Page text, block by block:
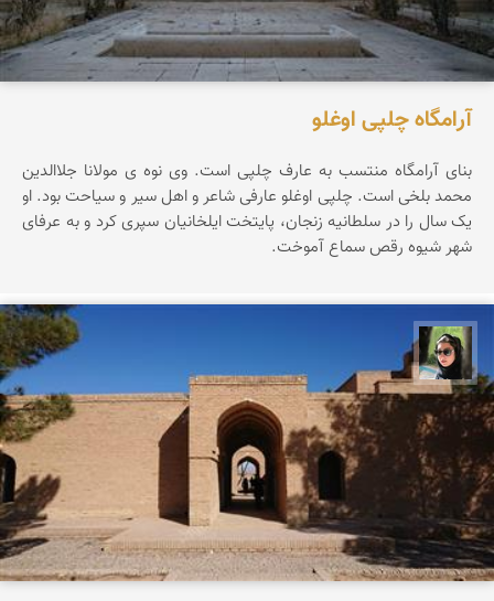
آرامگاه چلپی اوغلو
بنای آرامگاه منتسب به عارف چلپی است. وی نوه ی مولانا جلاالدین
محمد بلخی است. چلپی اوغلو عارفی شاعر و اهل سیر و سیاحت بود. او
یک سال را در سلطانیه زنجان، پایتخت ایلخانیان سپری کرد و به عرفای
شهر شیوه رقص سماع آموخت.
سپیده اصلان